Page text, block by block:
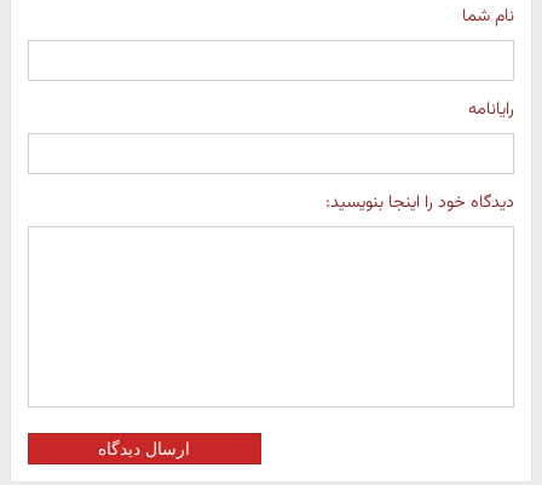
نام شما
رایانامه
دیدگاه خود را اینجا بنویسید:
ارسال دیدگاه